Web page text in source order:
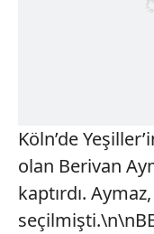
Köln’de
olan Berivan
kaptırdı.